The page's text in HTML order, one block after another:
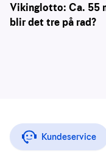
Vikinglotto: Ca. 55
blir det tre på rad?
Kundeservice